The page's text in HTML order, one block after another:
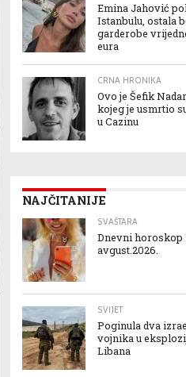
Emina Jahović
Istanbulu, ostala
garderobe
eura
CRNA HRONIKA
Ovo je Šefik
kojeg je usmrtio
u Cazinu
NAJČITANIJE
SVAŠTARA
Dnevni horoskop
avgust.2026.
SVIJET
Poginula dva
vojnika u
Libana